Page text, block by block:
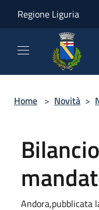
Regione Liguria
Home > Novità >
Andora,pubblicata